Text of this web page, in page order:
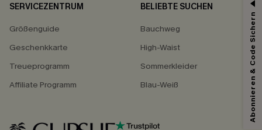
SERVICEZENTRUM
Größenguide
Geschenkkarte
Treueprogramm
Affiliate Programm
BELIEBTE SUCHEN
Bauchweg
High-Waist
Sommerkleider
Blau-Weiß
Abonnieren & Code Sichern